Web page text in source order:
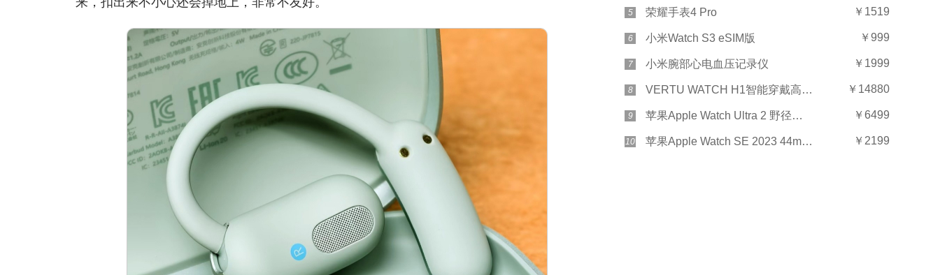
5 荣耀手表4 Pro ￥1519
6 小米Watch S3 eSIM版 ￥999
7 小米腕部心电血压记录仪 ￥1999
8 VERTU WATCH H1智能穿戴高奢男士女士威图礼盒 ￥14880
9 苹果Apple Watch Ultra 2 野径回环式表带 ￥6499
10 苹果Apple Watch SE 2023 44mm GPS 织物表带 ￥2199